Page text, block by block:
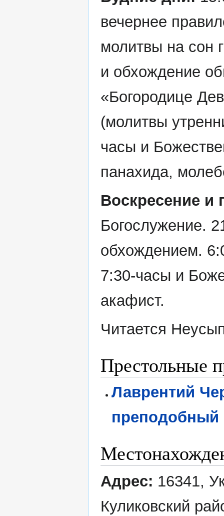
вечернее
молитвы на сон
и обхождение
«Богородице
(молитвы
часы и
панахида,
Воскресение и
Богослужение.
обхождением.
7:30-часы и
акафист.
Читается
Престольные
Лаврентий
преподобный
Адрес: 16341,
Куликовский